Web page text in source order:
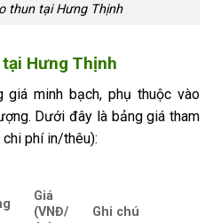
thun tại Hưng Thịnh
Hưng Thịnh
giá minh bạch, phụ thuộc vào
Dưới đây là bảng giá tham
phí in/thêu):
Giá
(VNĐ/
Ghi chú